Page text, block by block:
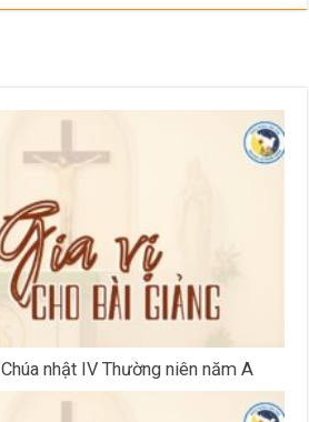
nhật IV Thường niên năm A